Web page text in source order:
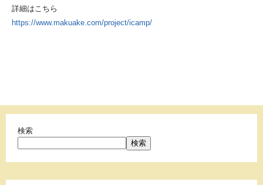
詳細はこちら
https://www.makuake.com/project/icamp/
検索
検索